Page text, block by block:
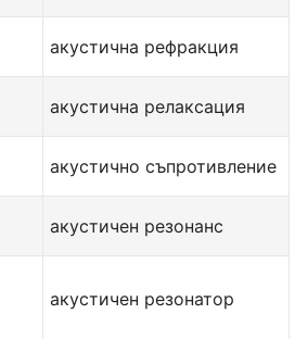
акустична рефракция
акустична релаксация
акустично съпротивление
акустичен резонанс
акустичен резонатор